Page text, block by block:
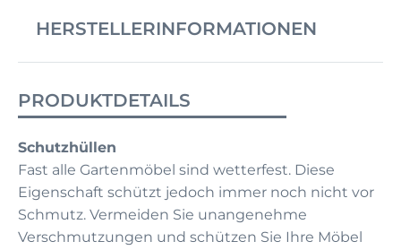
HERSTELLERINFORMATIONEN
PRODUKTDETAILS
Schutzhüllen
Fast alle Gartenmöbel sind wetterfest. Diese
Eigenschaft schützt jedoch immer noch nicht vor
Schmutz. Vermeiden Sie unangenehme
Verschmutzungen und schützen Sie Ihre Möbel